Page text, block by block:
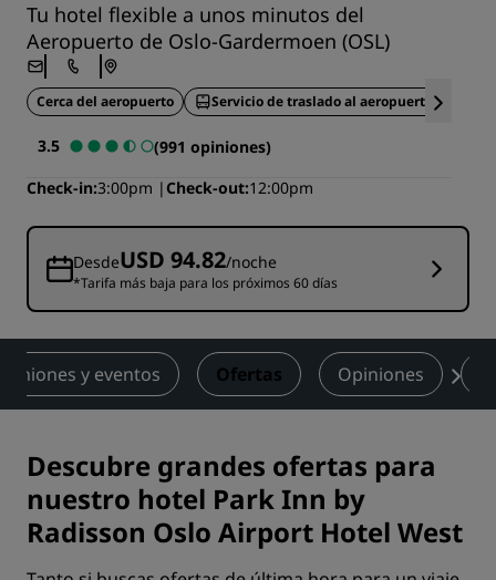
Tu hotel flexible a unos minutos del
Aeropuerto de Oslo-Gardermoen (OSL)
Cerca del aeropuerto Servicio de traslado al aeropuerto
3.5
(991 opiniones)
Check-in 3:00pm Check-out 12:00pm
DesdeUSD 94.82/noche
*Tarifa más baja para los próximos 60 días
y eventos Ofertas Opiniones
Descubre grandes ofertas para
nuestro hotel Park Inn by
Radisson Oslo Airport Hotel West